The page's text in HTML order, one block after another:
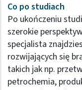
Co po studiach
Po ukończeniu
szerokie
specjalista
rozwijających się
takich jak np.
petrochemia,